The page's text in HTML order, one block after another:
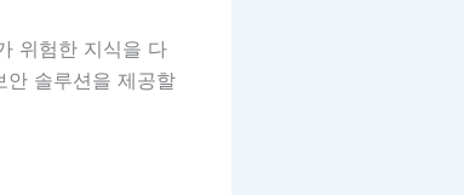
위험한 지식을 다
안 솔루션을 제공할